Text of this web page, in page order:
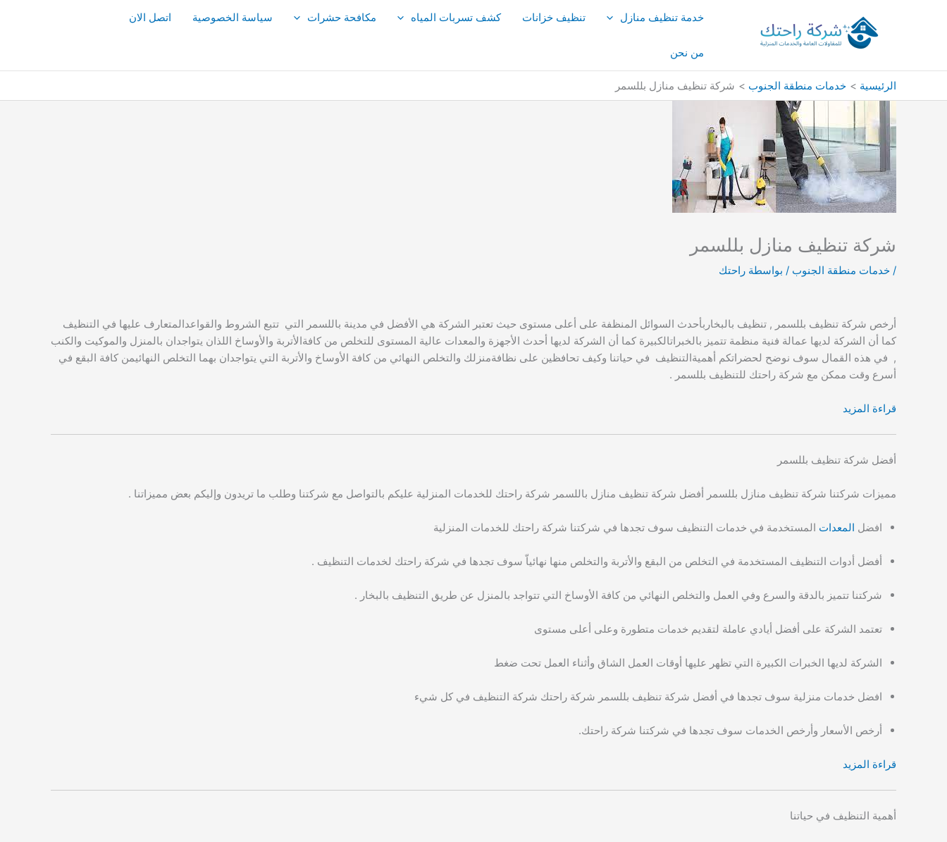
خدمة تنظيف منازل تنظيف خزانات كشف تسربات المياه مكافحة حشرات سياسة الخصوصية اتصل الان
من نحن
الرئيسية خدمات منطقة الجنوب شركة تنظيف منازل بللسمر
شركة تنظيف منازل بللسمر
/ خدمات منطقة الجنوب / بواسطة راحتك
أرخص شركة تنظيف بللسمر , تنظيف بالبخاربأحدث السوائل المنظفة على أعلى مستوى حيث تعتبر الشركة هي الأفضل في مدينة باللسمر التي تتبع الشروط والقواعدالمتعارف عليها في التنظيف
كما أن الشركة لديها عمالة فنية منظمة تتميز بالخبراتالكبيرة كما أن الشركة لديها أحدث الأجهزة والمعدات عالية المستوى للتخلص من كافةالأتربة والأوساخ اللذان يتواجدان بالمنزل والموكيت والكنب
, في هذه القمال سوف نوضح لحضراتكم أهميةالتنظيف في حياتنا وكيف تحافظين على نظافةمنزلك والتخلص النهائي من كافة الأوساخ والأتربة التي يتواجدان بهما التخلص النهائيمن كافة البقع في
أسرع وقت ممكن مع شركة راحتك للتنظيف بللسمر .
قراءة المزيد
أفضل شركة تنظيف بللسمر
مميزات شركتنا شركة تنظيف منازل بللسمر أفضل شركة تنظيف منازل باللسمر شركة راحتك للخدمات المنزلية عليكم بالتواصل مع شركتنا وطلب ما تريدون وإليكم بعض مميزاتنا .
افضل المعدات المستخدمة في خدمات التنظيف سوف تجدها في شركتنا شركة راحتك للخدمات المنزلية
أفضل أدوات التنظيف المستخدمة في التخلص من البقع والأتربة والتخلص منها نهائياّ سوف تجدها في شركة راحتك لخدمات التنظيف .
شركتنا تتميز بالدقة والسرع وفي العمل والتخلص النهائي من كافة الأوساخ التي تتواجد بالمنزل عن طريق التنظيف بالبخار .
تعتمد الشركة على أفضل أيادي عاملة لتقديم خدمات متطورة وعلى أعلى مستوى
الشركة لديها الخبرات الكبيرة التي تظهر عليها أوقات العمل الشاق وأثناء العمل تحت ضغط
افضل خدمات منزلية سوف تجدها في أفضل شركة تنظيف بللسمر شركة راحتك شركة التنظيف في كل شيء
أرخص الأسعار وأرخص الخدمات سوف تجدها في شركتنا شركة راحتك.
قراءة المزيد
أهمية التنظيف في حياتنا